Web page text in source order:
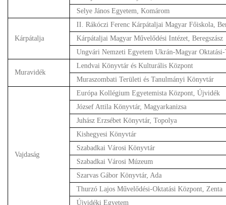
Selye János Egyetem, Komárom
Kárpátalja
II. Rákóczi Ferenc Kárpátaljai Magyar Főiskola,
Kárpátaljai Magyar Művelődési Intézet, Beregszász
Ungvári Nemzeti Egyetem Ukrán-Magyar Oktatási-
Muravidék
Lendvai Könyvtár és Kulturális Központ
Muraszombati Területi és Tanulmányi Könyvtár
Vajdaság
Európa Kollégium Egyetemista Központ, Újvidék
József Attila Könyvtár, Magyarkanizsa
Juhász Erzsébet Könyvtár, Topolya
Kishegyesi Könyvtár
Szabadkai Városi Könyvtár
Szabadkai Városi Múzeum
Szarvas Gábor Könyvtár, Ada
Thurzó Lajos Művelődési-Oktatási Központ, Zenta
Újvidéki Egyetem